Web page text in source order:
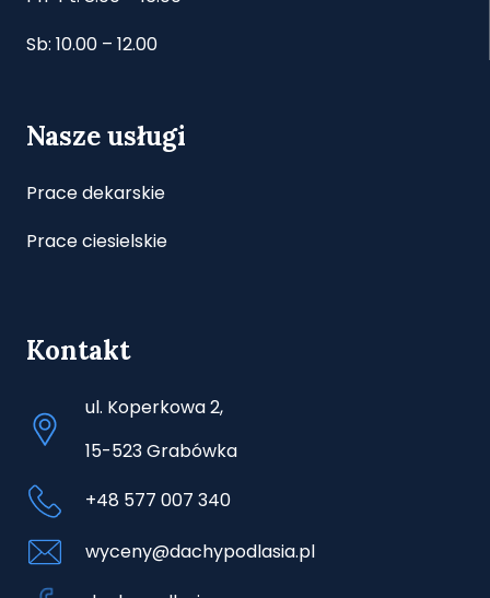
Sb: 10.00 – 12.00
Nasze usługi
Prace dekarskie
Prace ciesielskie
Kontakt
ul. Koperkowa 2,
15-523 Grabówka
+48 577 007 340
wyceny@dachypodlasia.pl